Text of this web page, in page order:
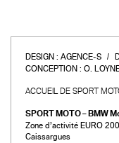
DESIGN : AGENCE-S
CONCEPTION : O.
ACCUEIL DE SPORT
SPORT MOTO – BMW
Zone d’activité EURO
Caissargues